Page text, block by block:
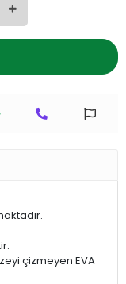
çizmeyen EVA